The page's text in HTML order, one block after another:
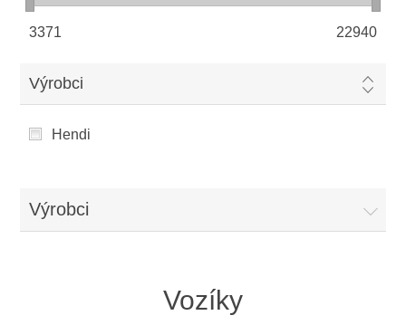
3371 22940
Výrobci
Hendi
Výrobci
Vozíky